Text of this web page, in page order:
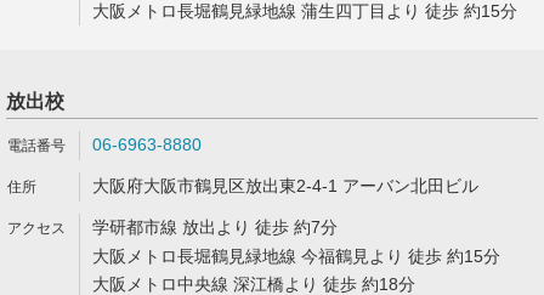
大阪メトロ長堀鶴見緑地線 蒲生四丁目より 徒歩 約15分
放出校
06-6963-8880
大阪府大阪市鶴見区放出東2-4-1 アーバン北田ビル
学研都市線 放出より 徒歩 約7分
大阪メトロ長堀鶴見緑地線 今福鶴見より 徒歩 約15分
大阪メトロ中央線 深江橋より 徒歩 約18分